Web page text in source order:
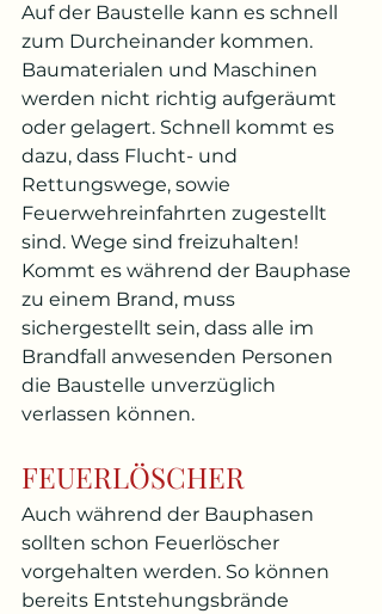
Auf der Baustelle kann es schnell
zum Durcheinander kommen.
Baumaterialen und Maschinen
werden nicht richtig aufgeräumt
oder gelagert. Schnell kommt es
dazu, dass Flucht- und
Rettungswege, sowie
Feuerwehreinfahrten zugestellt
sind. Wege sind freizuhalten!
Kommt es während der Bauphase
zu einem Brand, muss
sichergestellt sein, dass alle im
Brandfall anwesenden Personen
die Baustelle unverzüglich
verlassen können.
FEUERLÖSCHER
Auch während der Bauphasen
sollten schon Feuerlöscher
vorgehalten werden. So können
bereits Entstehungsbrände